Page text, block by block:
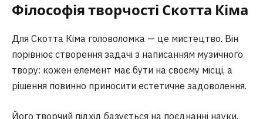
Філософія творчості Скотта Кіма
Для Скотта Кіма головоломка — це мистецтво. Він
порівнює створення задачі з написанням музичного
твору: кожен елемент має бути на своєму місці, а
рішення повинно приносити естетичне задоволення.
Його творчий підхід базується на поєднанні науки,